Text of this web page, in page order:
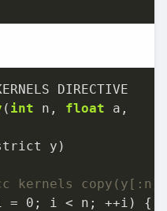
( int n, float
y)
kernels
= 0 ; i < n; ++i) {